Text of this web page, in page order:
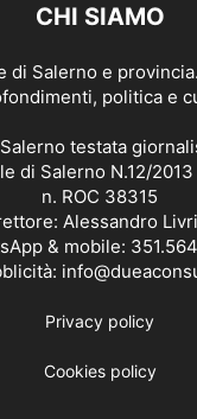
CHI SIAMO
di Salerno e
politica e
testata
di Salerno N.12/
n. ROC 38315
Alessandro
& mobile:
Privacy policy
Cookies policy